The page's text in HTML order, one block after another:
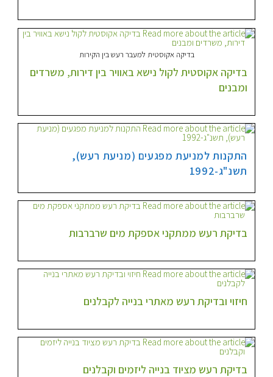
בדיקה אקוסטית למעבר רעש בין הקירות
בדיקה אקוסטית לקול נישא באוויר בין דירות, משרדים
ומבנים
התקנות למניעת מפגעים (מניעת רעש),
תשנ"ג-1992
בדיקת רעש ממתקני אספקת מים שרברבות
חיזוי ובדיקת רעש מאתרי בנייה לקבלנים
בדיקת רעש מציוד בנייה ליזמים וקבלנים